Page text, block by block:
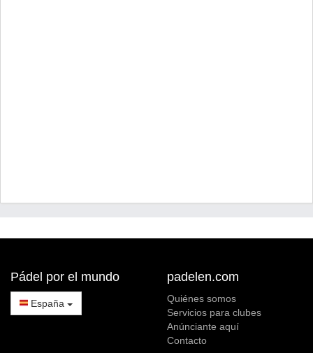
Pádel por el mundo
España
padelen.com
Quiénes somos
Servicios para clubes
Anúnciante aquí
Contacto